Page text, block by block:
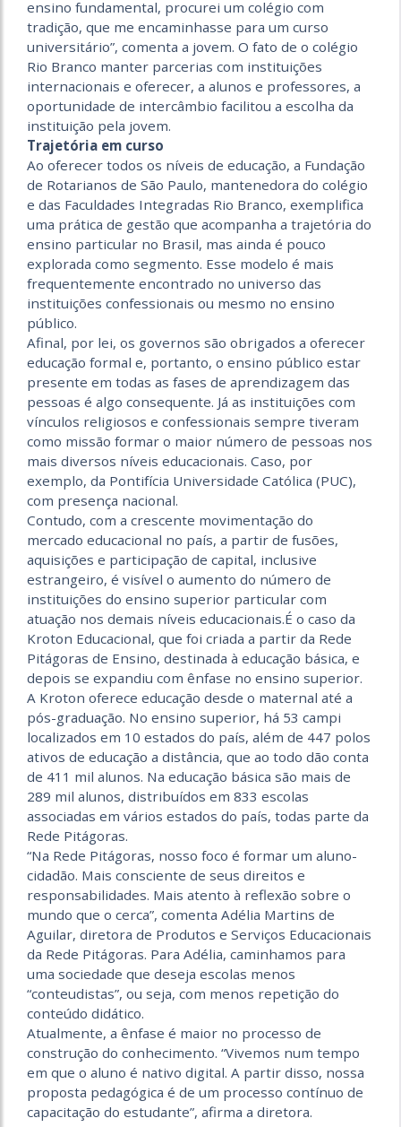
ensino fundamental, procurei um colégio com
tradição, que me encaminhasse para um curso
universitário”, comenta a jovem. O fato de o colégio
Rio Branco manter parcerias com instituições
internacionais e oferecer, a alunos e professores, a
oportunidade de intercâmbio facilitou a escolha da
instituição pela jovem.
Trajetória em curso
Ao oferecer todos os níveis de educação, a Fundação
de Rotarianos de São Paulo, mantenedora do colégio
e das Faculdades Integradas Rio Branco, exemplifica
uma prática de gestão que acompanha a trajetória do
ensino particular no Brasil, mas ainda é pouco
explorada como segmento. Esse modelo é mais
frequentemente encontrado no universo das
instituições confessionais ou mesmo no ensino
público.
Afinal, por lei, os governos são obrigados a oferecer
educação formal e, portanto, o ensino público estar
presente em todas as fases de aprendizagem das
pes­soas é algo consequente. Já as instituições com
vínculos religiosos e confessionais sempre tiveram
como missão formar o maior número de pessoas nos
mais diversos níveis educacionais. Caso, por
exemplo, da Pontifícia Universidade Católica (PUC),
com presença nacional.
Contudo, com a crescente movimentação do
mercado educacional no país, a partir de fusões,
aquisições e participação de capital, inclusive
estrangeiro, é visível o aumento do número de
instituições do ensino superior particular com
atuação nos demais níveis educacionais.É o caso da
Kroton Educacional, que foi criada a partir da Rede
Pitágoras de Ensino, destinada à educação básica, e
depois se expandiu com ênfase no ensino superior.
A Kroton oferece educação desde o maternal até a
pós-graduação. No ensino superior, há 53 campi
localizados em 10 estados do país, além de 447 polos
ativos de educação a distância, que ao todo dão conta
de 411 mil alunos. Na educação básica são mais de
289 mil alunos, distribuídos em 833 escolas
associadas em vários estados do país, todas parte da
Rede Pitágoras.
“Na Rede Pitágoras, nosso foco é formar um aluno-
cidadão. Mais consciente de seus direitos e
responsabilidades. Mais atento à reflexão sobre o
mundo que o cerca”, comenta Adélia Martins de
Aguilar, diretora de Produtos e Serviços Educacionais
da Rede Pitágoras. Para Adélia, caminhamos para
uma sociedade que deseja escolas menos
“conteudistas”, ou seja, com menos repetição do
conteúdo didático.
Atualmente, a ênfase é maior no processo de
construção do conhecimento. “Vivemos num tempo
em que o aluno é nativo digital. A partir disso, nossa
proposta pedagógica é de um processo contínuo de
capacitação do estudante”, afirma a diretora.